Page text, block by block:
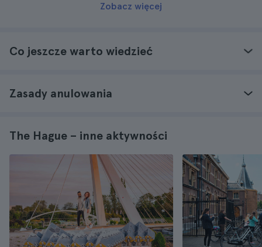
Zobacz więcej
Co jeszcze warto wiedzieć
Zasady anulowania
The Hague – inne aktywności